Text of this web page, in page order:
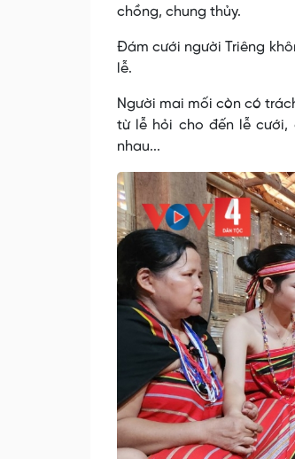
chồng, chung thủy.
Đám cưới người Triêng
lễ.
Người mai mối còn có
từ lễ hỏi cho đến lễ cưới,
nhau...